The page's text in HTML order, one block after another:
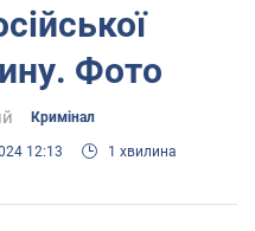
Фото
Кримінал
12:13
1 хвилина